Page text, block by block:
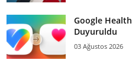
Google
Duyuruldu
03 Ağustos 2026